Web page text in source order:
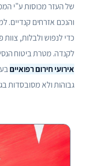
של העזר מכוסות ע"י
והנכם אזרחים קנדיים.
כדי לנפוש ולבלות, צוות
לקנדה. מטרת ביטוח
אירועי חירום רפואיים
גבוהות ולא מסובסדות